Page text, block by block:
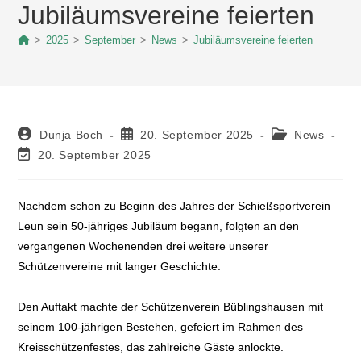
Jubiläumsvereine feierten
> 2025 > September > News > Jubiläumsvereine feierten
Dunja Boch 20. September 2025
News
20. September 2025
Nachdem schon zu Beginn des Jahres der Schießsportverein
Leun sein 50-jähriges Jubiläum begann, folgten an den
vergangenen Wochenenden drei weitere unserer
Schützenvereine mit langer Geschichte.
Den Auftakt machte der Schützenverein Büblingshausen mit
seinem 100-jährigen Bestehen, gefeiert im Rahmen des
Kreisschützenfestes, das zahlreiche Gäste anlockte.